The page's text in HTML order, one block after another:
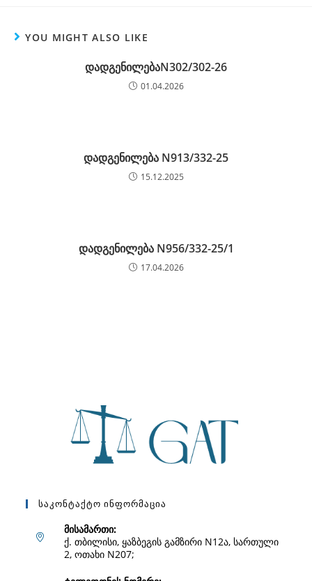
YOU MIGHT ALSO LIKE
დადგენილებაN302/302-26
01.04.2026
დადგენილება N913/332-25
15.12.2025
დადგენილება N956/332-25/1
17.04.2026
Საკონტაქტო Ინფორმაცია
მისამართი:
ქ. თბილისი, ყაზბეგის გამზირი N12ა, სართული
2, ოთახი N207;